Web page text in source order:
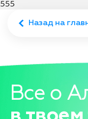
555
Назад на
Все о